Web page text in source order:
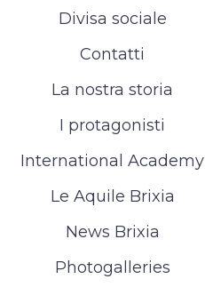
Divisa sociale
Contatti
La nostra storia
I protagonisti
International Academy
Le Aquile Brixia
News Brixia
Photogalleries